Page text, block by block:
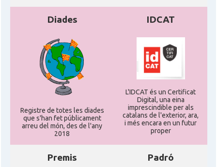
Diades
Registre de totes les diades
que s'han fet públicament
arreu del món, des de l'any
2018
IDCAT
L'IDCAT és un Certificat
Digital, una eina
imprescindible per als
catalans de l'exterior, ara,
i més encara en un futur
proper
Premis Padró